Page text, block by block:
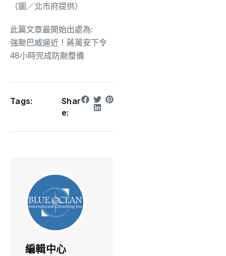
（圖／北市府提供）
此篇文章最開始出處為:
強颱巴威逼近！蔣萬安下令
48小時完成防颱整備
Tags:
Shar
e:
編輯中心